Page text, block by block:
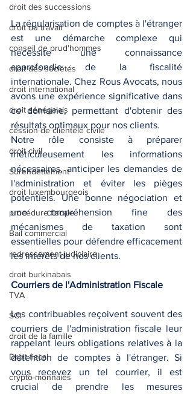
droit des successions
droit du travail
conseil de prud'hommes
droit des sociétés
droit international
droit sénégalais
cession de clientèle civile
droit civil
Surendettement
droit luxembourgeois
procédure fiscale
Bail commercial
redressement judiciaire
droit burkinabais
TVA
SCI
droit de la famille
Droit fiscal
crypto-monnaies
La régularisation de comptes à l'étranger
est une démarche complexe qui
nécessite une connaissance
approfondie de la fiscalité
internationale. Chez Rous Avocats, nous
avons une expérience significative dans
ce domaine, permettant d'obtenir des
résultats optimaux pour nos clients.
Notre rôle consiste à préparer
méticuleusement les informations
nécessaires, anticiper les demandes de
l'administration et éviter les pièges
potentiels. Une bonne négociation et
une compréhension fine des
mécanismes de taxation sont
essentielles pour défendre efficacement
les intérêts de nos clients.
Courriers de l'Administration Fiscale
Les contribuables reçoivent souvent des
courriers de l'administration fiscale leur
rappelant leurs obligations relatives à la
détention de comptes à l'étranger. Si
vous recevez un tel courrier, il est
crucial de prendre les mesures